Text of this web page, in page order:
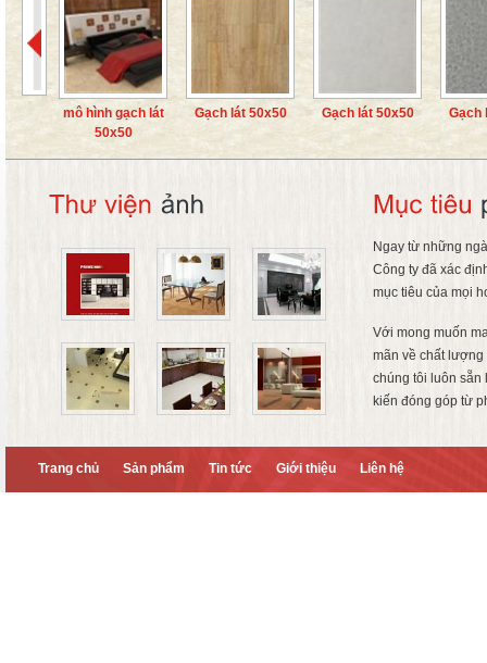
mô hình gạch lát
50x50
Gạch lát 50x50 Gạch lát 50x50 Gạch
Ngay từ những
Công ty đã xác
mục tiêu của mọi
Với mong muốn
mãn về chất
chúng tôi luôn sẵn
kiến đóng góp từ
Trang chủ Sản phẩm Tin tức Giới thiệu Liên hệ